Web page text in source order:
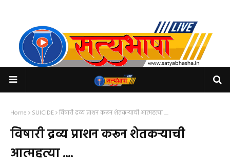
Home SUICIDE विषारी द्रव्य प्राशन करून शेतकऱ्याची आत्महत्या ....
विषारी द्रव्य प्राशन करून शेतकऱ्याची
आत्महत्या ....